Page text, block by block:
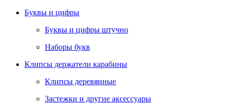
Буквы и цифры
Буквы и цифры штучно
Наборы букв
Клипсы держатели карабины
Клипсы деревянные
Застежки и другие аксессуары